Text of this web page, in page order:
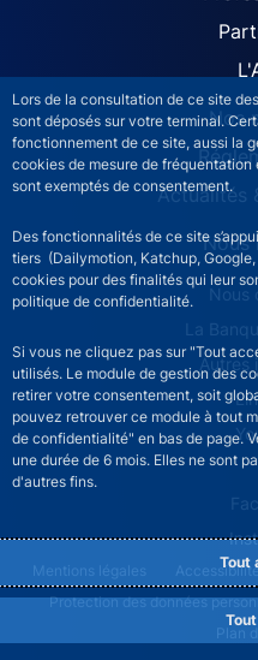
Lors de la consultation de ce site
sont déposés sur votre terminal.
fonctionnement de ce site, aussi la
cookies de mesure de
sont exemptés de consentement.
Des fonctionnalités de ce site
tiers (Dailymotion, Katchup,
cookies pour des finalités qui leur
politique de confidentialité.
Si vous ne cliquez pas sur "Tout
utilisés. Le module de gestion des
retirer votre consentement, soit
pouvez retrouver ce module à tout
de confidentialité" en bas de page.
une durée de 6 mois. Elles ne sont
d'autres fins.
Tout
Nos
Actualités
Nous
ACPR footer secondary
Nous
La
Autres
ACPR footer legal notice
Mentions légales
Protection des données
Plan